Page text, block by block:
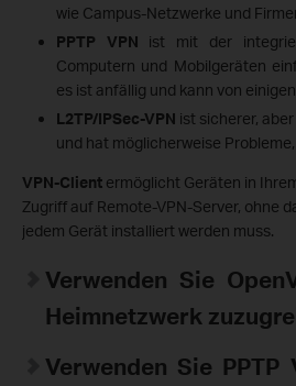
wie Campus-Netzwerke und
PPTP VPN ist mit der
Computern und Mobilgeräten
es ist anfällig und kann von
L2TP/IPSec-VPN ist sicherer,
und hat möglicherweise
VPN-Client ermöglicht Geräten in
Zugriff auf Remote-VPN-Server, ohne
jedem Gerät installiert werden muss.
Verwenden Sie
Heimnetzwerk
Verwenden Sie PPTP